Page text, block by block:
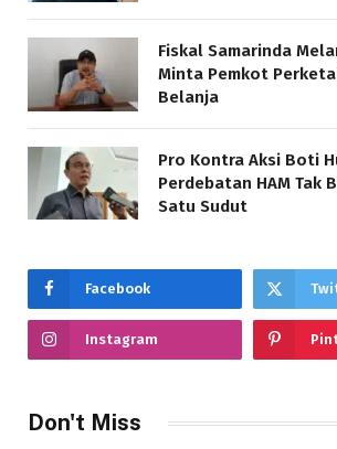
Fiskal Samarinda
Minta Pemkot
Belanja
Pro Kontra Aksi Boti
Perdebatan HAM Tak
Satu Sudut
Facebook
Instagram
Don't Miss